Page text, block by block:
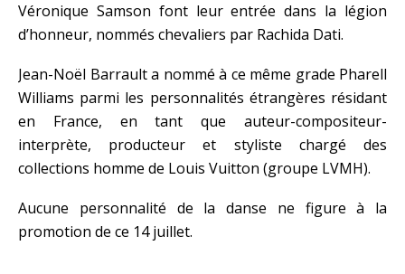
Véronique Samson font leur entrée dans la légion
d’honneur, nommés chevaliers par Rachida Dati.
Jean-Noël Barrault a nommé à ce même grade Pharell
Williams parmi les personnalités étrangères résidant
en France, en tant que auteur-compositeur-
interprète, producteur et styliste chargé des
collections homme de Louis Vuitton (groupe LVMH).
Aucune personnalité de la danse ne figure à la
promotion de ce 14 juillet.